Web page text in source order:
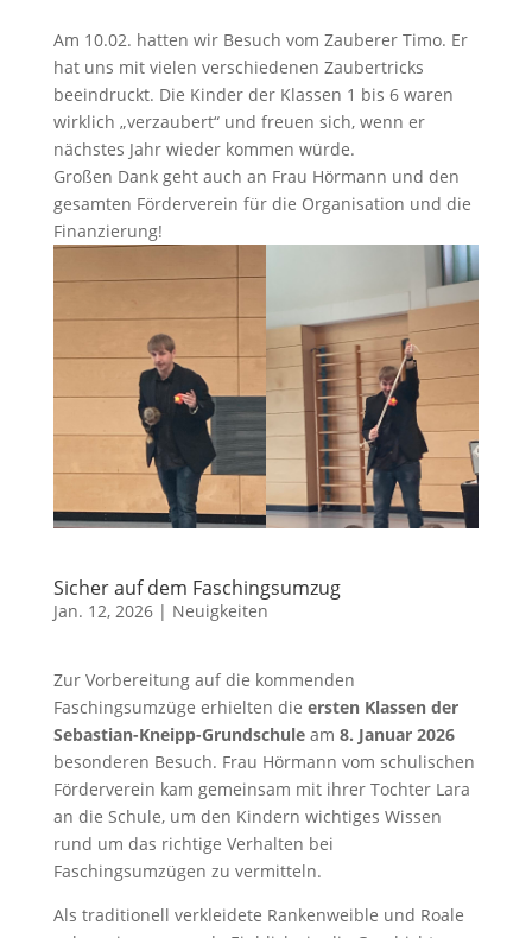
Am 10.02. hatten wir Besuch vom Zauberer Timo. Er
hat uns mit vielen verschiedenen Zaubertricks
beeindruckt. Die Kinder der Klassen 1 bis 6 waren
wirklich „verzaubert“ und freuen sich, wenn er
nächstes Jahr wieder kommen würde.
Großen Dank geht auch an Frau Hörmann und den
gesamten Förderverein für die Organisation und die
Finanzierung!
Sicher auf dem Faschingsumzug
Jan. 12, 2026| Neuigkeiten
Zur Vorbereitung auf die kommenden
Faschingsumzüge erhielten die ersten Klassen der
Sebastian-Kneipp-Grundschuleam 8. Januar 2026
besonderen Besuch. Frau Hörmann vom schulischen
Förderverein kam gemeinsam mit ihrer Tochter Lara
an die Schule, um den Kindern wichtiges Wissen
rund um das richtige Verhalten bei
Faschingsumzügen zu vermitteln.
Als traditionell verkleidete Rankenweible und Roale